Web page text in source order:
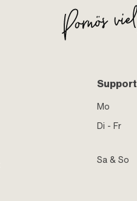
Support
Mo
Di - Fr
Sa & So